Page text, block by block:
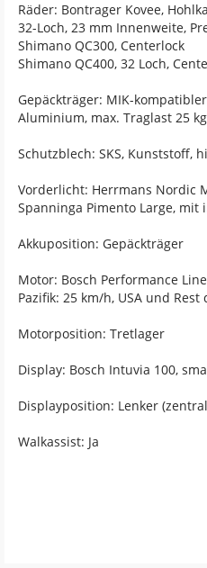
Räder: Bontrager Kovee,
32-Loch, 23 mm Innenweite,
Shimano QC300, Centerlock
Shimano QC400, 32 Loch,
Gepäckträger: MIK-
Aluminium, max. Traglast 25 kg
Schutzblech: SKS, Kunststoff,
Vorderlicht: Herrmans Nordic
Spanninga Pimento Large,
Akkuposition: Gepäckträger
Motor: Bosch Performance
Pazifik: 25 km/h, USA und
Motorposition: Tretlager
Display: Bosch Intuvia 100,
Displayposition: Lenker
Walkassist: Ja